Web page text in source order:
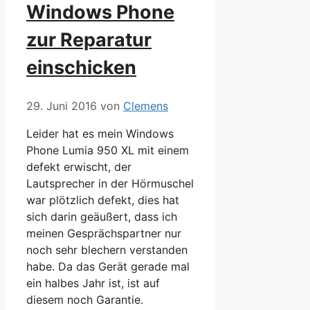
Windows Phone
zur Reparatur
einschicken
29. Juni 2016 von Clemens
Leider hat es mein Windows
Phone Lumia 950 XL mit einem
defekt erwischt, der
Lautsprecher in der Hörmuschel
war plötzlich defekt, dies hat
sich darin geäußert, dass ich
meinen Gesprächspartner nur
noch sehr blechern verstanden
habe. Da das Gerät gerade mal
ein halbes Jahr ist, ist auf
diesem noch Garantie.